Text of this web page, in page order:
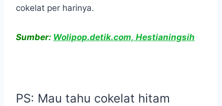
cokelat per harinya.
Sumber: Wolipop.detik.com, Hestianingsih
PS: Mau tahu cokelat hitam